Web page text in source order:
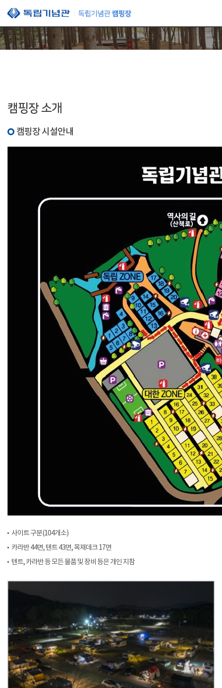
본문 바로가기
캠핑장 소개
캠핑장 시설안내
사이트 구분(104개소)
카라반 44면, 텐트 43면, 목재데크 17면
텐트, 카라반 등 모든 물품 및 장비 등은 개인 지참